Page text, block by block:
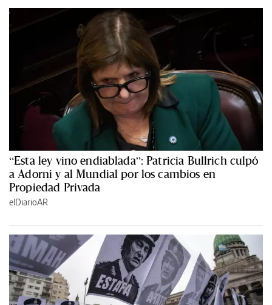
“Esta ley vino endiablada”: Patricia Bullrich culpó
a Adorni y al Mundial por los cambios en
Propiedad Privada
elDiarioAR